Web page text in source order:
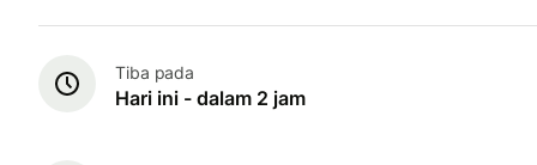
Tiba pada
Hari ini - dalam 2 jam